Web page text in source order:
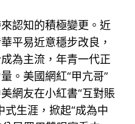
認知的積極變更。近
平易近意穩步改良，
為主流，年青一代正
。美國網紅“甲亢哥”
網友在小紅書“互對賬
式生涯，掀起“成為中